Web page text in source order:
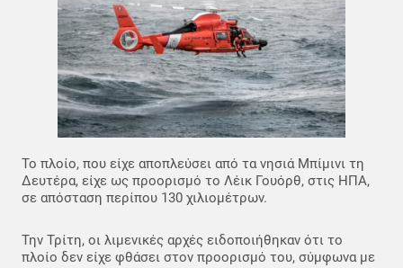
Το πλοίο, που είχε αποπλεύσει από τα νησιά Μπίμινι τη
Δευτέρα, είχε ως προορισμό το Λέικ Γουόρθ, στις ΗΠΑ,
σε απόσταση περίπου 130 χιλιομέτρων.
Την Τρίτη, οι λιμενικές αρχές ειδοποιήθηκαν ότι το
πλοίο δεν είχε φθάσει στον προορισμό του, σύμφωνα με